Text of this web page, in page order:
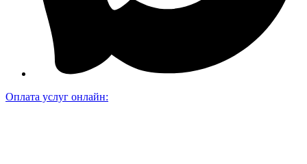
Оплата услуг онлайн: